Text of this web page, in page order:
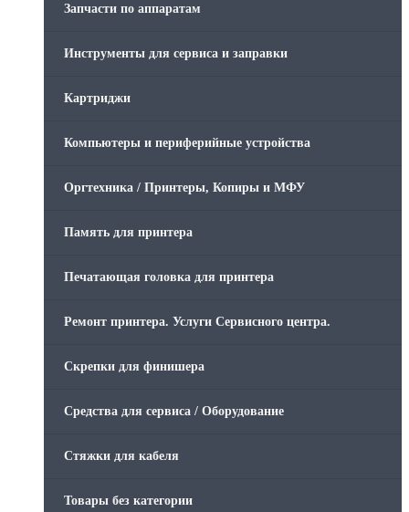
Запчасти по аппаратам
Инструменты для сервиса и заправки
Картриджи
Компьютеры и периферийные устройства
Оргтехника / Принтеры, Копиры и МФУ
Память для принтера
Печатающая головка для принтера
Ремонт принтера. Услуги Сервисного центра.
Скрепки для финишера
Средства для сервиса / Оборудование
Стяжки для кабеля
Товары без категории